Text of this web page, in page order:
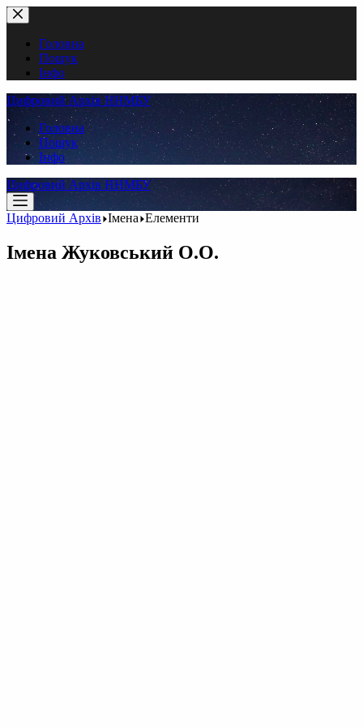
Перейти
до
вмістуГоловна
Пошук
Інфо
Цифровий Архів ННМБУ
Головна
Пошук
Інфо
Цифровий Архів ННМБУ
Цифровий Архів Імена Елементи
Імена Жуковський О.О.